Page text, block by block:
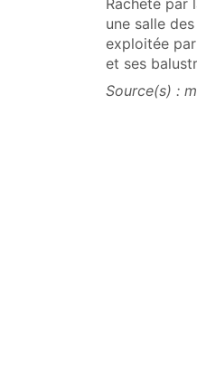
Racheté par
une salle
exploitée par
et ses
Source(s) :